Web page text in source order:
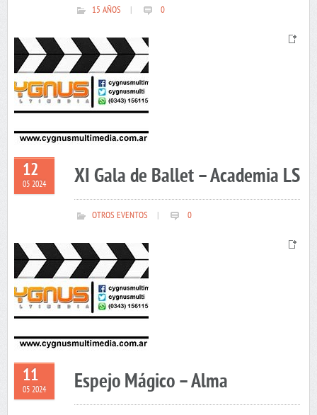
15 AÑOS 0
12
05 2024 XI Gala de Ballet – Academia LS
OTROS EVENTOS 0
11
05 2024 Espejo Mágico – Alma